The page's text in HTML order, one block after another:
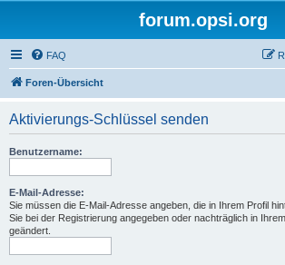
forum.opsi.org
FAQ
Foren-Übersicht
Aktivierungs-Schlüssel senden
Benutzername:
E-Mail-Adresse:
Sie müssen die E-Mail-Adresse angeben, die in Ihrem Profil
Sie bei der Registrierung angegeben oder nachträglich in
geändert.